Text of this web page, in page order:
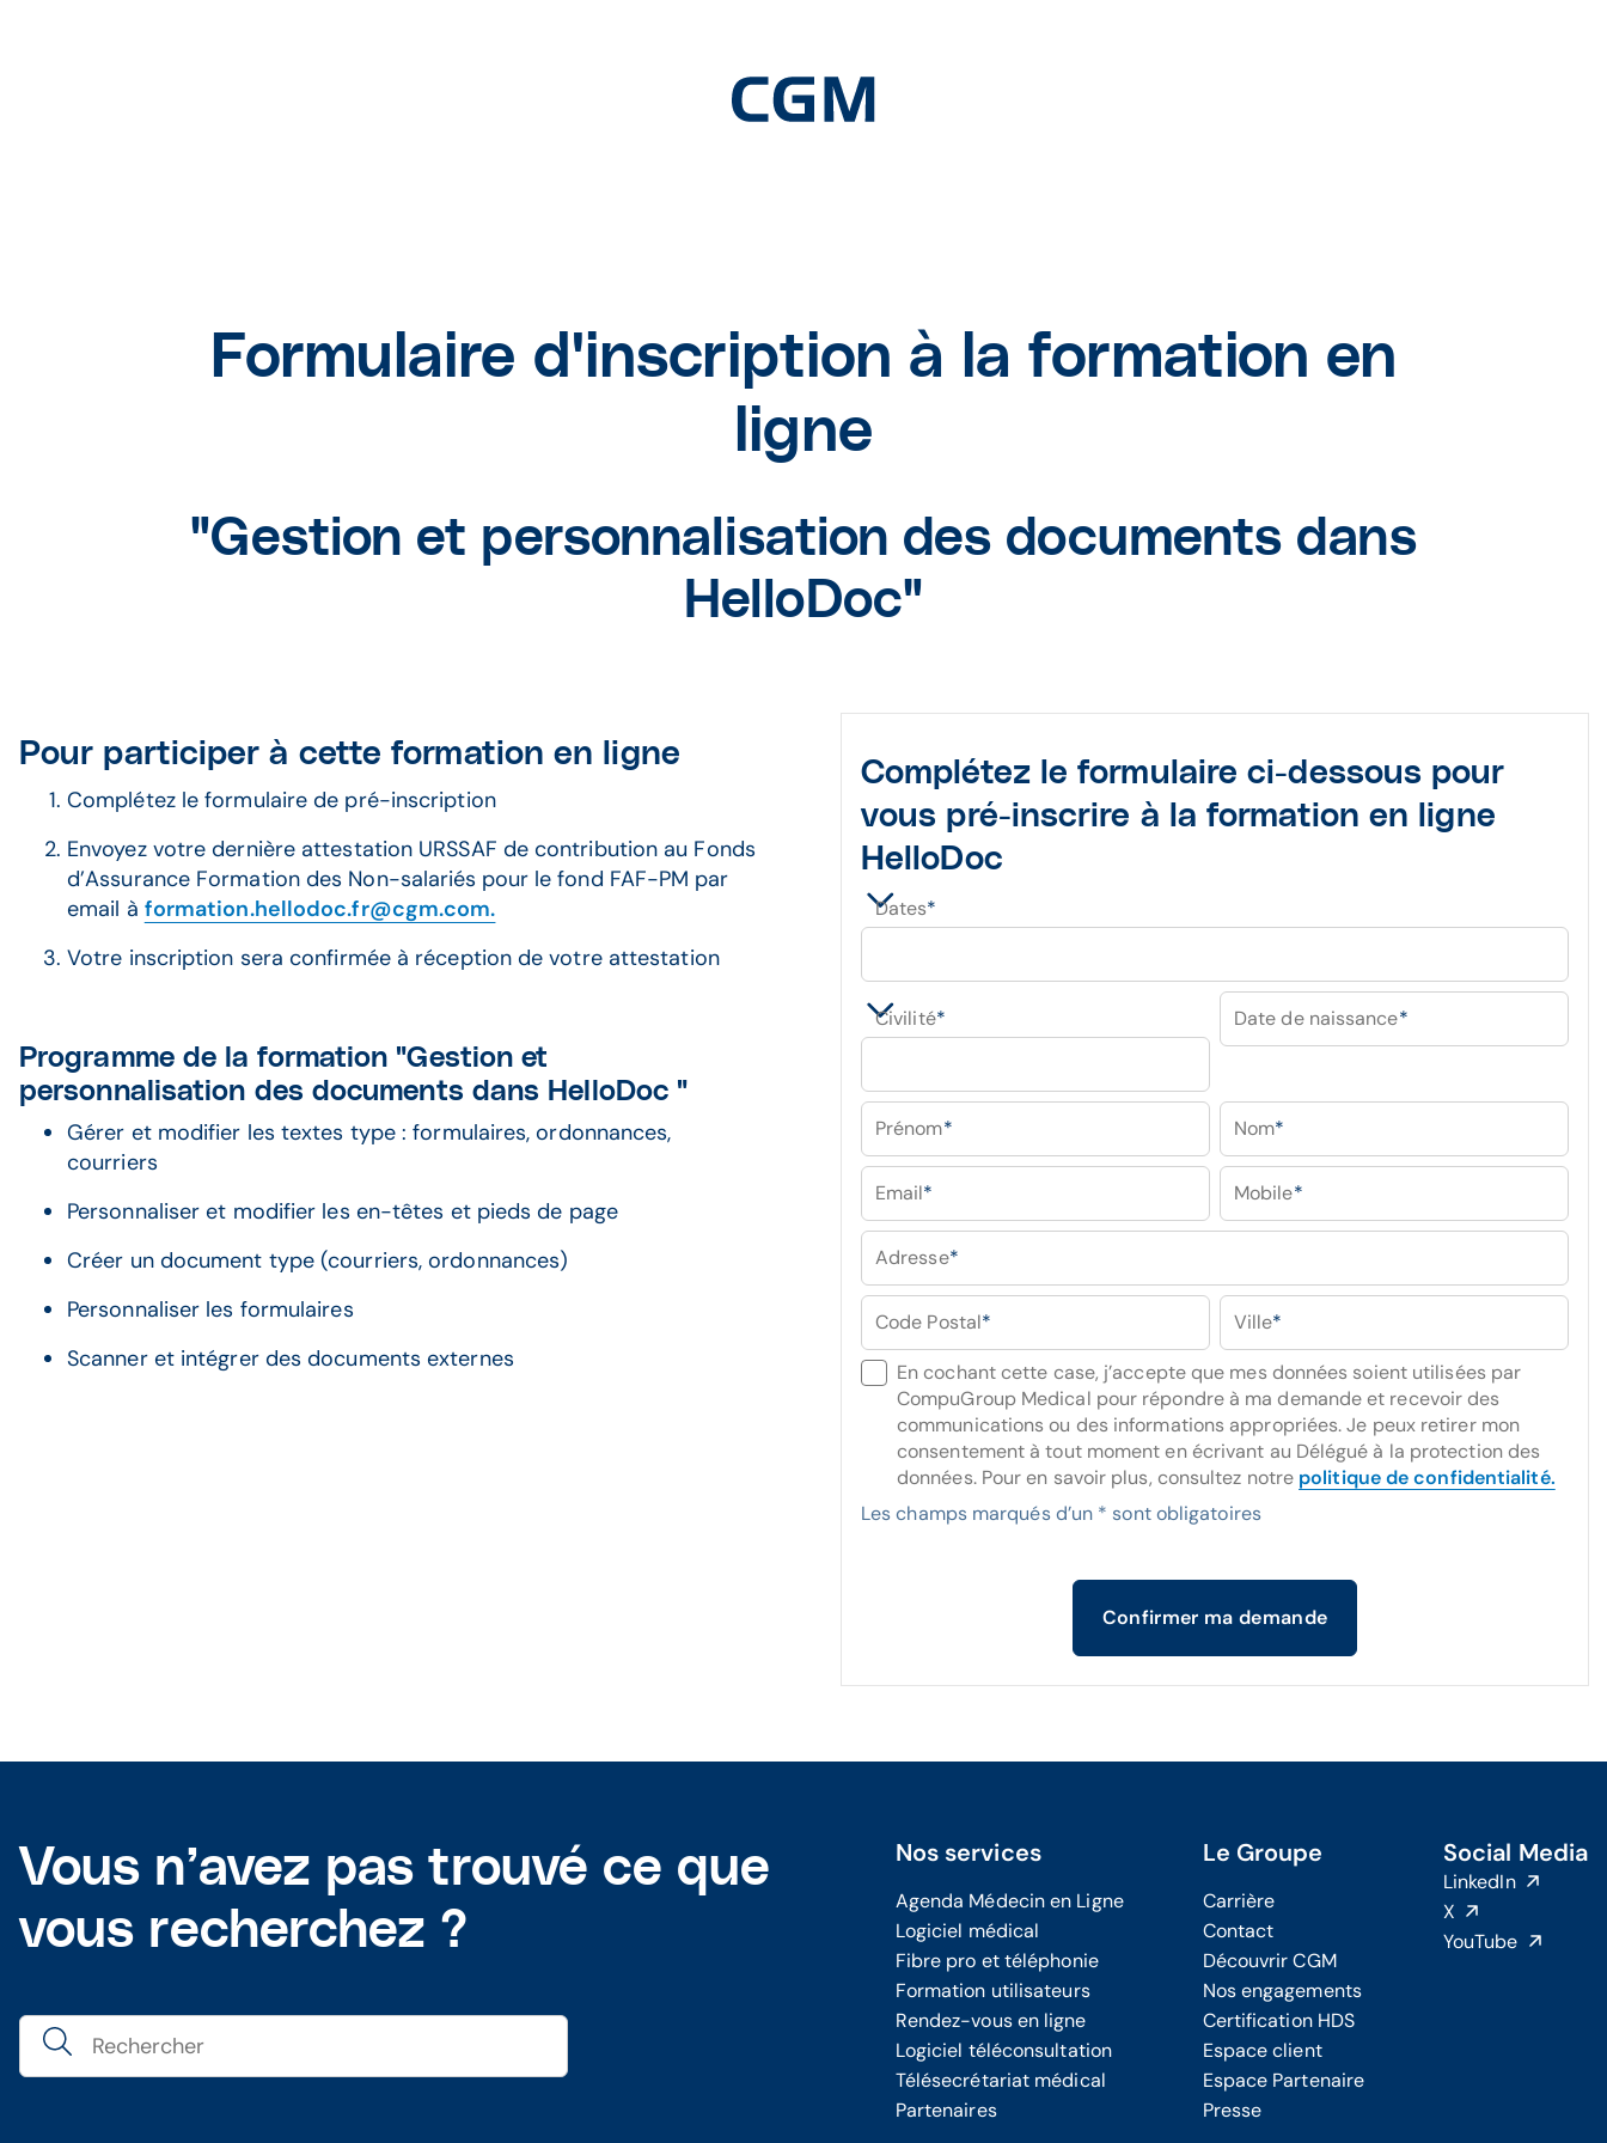
Formulaire d'inscription à la formation en
ligne
"Gestion et personnalisation des documents dans
HelloDoc"
Pour participer à cette formation en ligne
Complétez le formulaire de pré-inscription
Envoyez votre dernière attestation URSSAF de contribution au Fonds
d’Assurance Formation des Non-salariés pour le fond FAF-PM par
email à formation.hellodoc.fr@cgm.com.
Votre inscription sera confirmée à réception de votre attestation
Programme de la formation "Gestion et
personnalisation des documents dans HelloDoc "
Gérer et modifier les textes type : formulaires, ordonnances,
courriers
Personnaliser et modifier les en-têtes et pieds de page
Créer un document type (courriers, ordonnances)
Personnaliser les formulaires
Scanner et intégrer des documents externes
Complétez le formulaire ci-dessous pour
vous pré-inscrire à la formation en ligne
HelloDoc
Dates*
Civilité* Date de naissance*
Prénom* Nom*
Email* Mobile*
Adresse*
Code Postal* Ville*
En cochant cette case, j’accepte que mes données soient utilisées par
CompuGroup Medical pour répondre à ma demande et recevoir des
communications ou des informations appropriées. Je peux retirer mon
consentement à tout moment en écrivant au Délégué à la protection des
données. Pour en savoir plus, consultez notre politique de confidentialité.
Les champs marqués d’un * sont obligatoires
Confirmer ma demande
Vous n’avez pas trouvé ce que
vous recherchez ?
Nos services
Agenda Médecin en Ligne
Logiciel médical
Fibre pro et téléphonie
Formation utilisateurs
Rendez-vous en ligne
Logiciel téléconsultation
Télésecrétariat médical
Partenaires
Le Groupe
Carrière
Contact
Découvrir CGM
Nos engagements
Certification HDS
Espace client
Espace Partenaire
Presse
Social Media
LinkedIn
X
YouTube